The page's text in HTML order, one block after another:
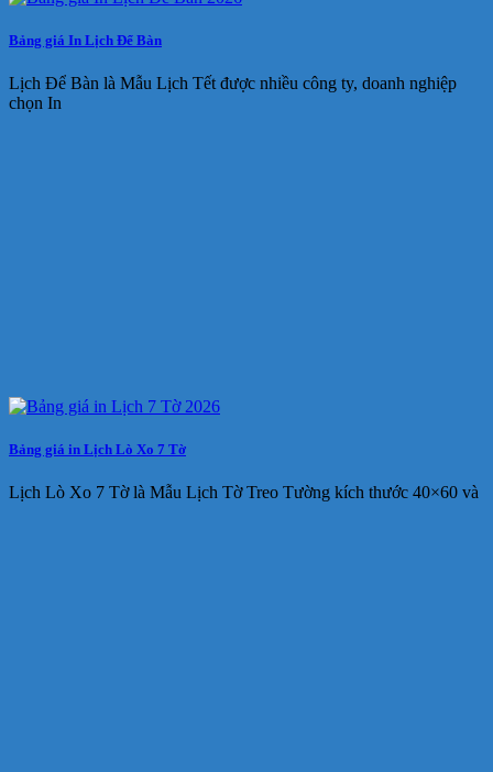
Bảng giá In Lịch Để Bàn
Lịch Để Bàn là Mẫu Lịch Tết được nhiều công ty, doanh nghiệp
chọn In
Bảng giá in Lịch Lò Xo 7 Tờ
Lịch Lò Xo 7 Tờ là Mẫu Lịch Tờ Treo Tường kích thước 40×60 và